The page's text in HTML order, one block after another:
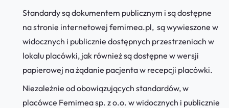
Standardy są dokumentem publicznym i są dostępne
na stronie internetowej femimea.pl, są wywieszone w
widocznych i publicznie dostępnych przestrzeniach w
lokalu placówki, jak również są dostępne w wersji
papierowej na żądanie pacjenta w recepcji placówki.
Niezależnie od obowiązujących standardów, w
placówce Femimea sp. z o.o. w widocznych i publicznie